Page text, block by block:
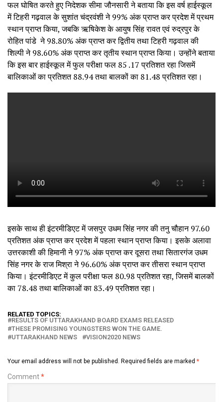
फल घोषित करते हुए निदेशक सीमा जौनसारी ने बताया कि इस वर्ष हाईस्कूल
में टिहरी गढ़वाल के सुशांत चंद्रवंशी ने 99% अंक प्राप्त कर प्रदेश में प्रथम
स्थान प्राप्त किया, जबकि ऋषिकेश के आयुष सिंह रावत एवं रुद्रपुर के
रोहित पांडे ने 98.80% अंक प्राप्त कर द्वितीय तथा टिहरी गढ़वाल की
शिल्पी ने 98.60% अंक प्राप्त कर तृतीय स्थान प्राप्त किया। उन्होंने बताया
कि इस बार हाईस्कूल में फुल परीक्षा फल 85 ‌‌.17 प्रतिशत रहा जिसमें
बालिकाओं का प्रतिशत 88.94 तथा बालकों का 81.48 प्रतिशत रहा।
इसके साथ ही इंटरमीडिएट में जसपुर उधम सिंह नगर की तनु चौहान 97.60
प्रतिशत अंक प्राप्त कर प्रदेश में पहला स्थान प्राप्त किया। इसके अलावा
उत्तरकाशी की हिमानी ने 97% अंक प्राप्त कर दूसरा तथा सितारगंज उधम
सिंह नगर के राज मिश्रा ने 96.60% अंक प्राप्त कर तीसरा स्थान प्राप्त
किया। इंटरमीडिएट में कुल परीक्षा फल 80.98 प्रतिशत रहा, जिसमें बालकों
का 78.48 तथा बालिकाओं का 83.49 प्रतिशत रहा।
RELATED TOPICS:
RESULTS OF UTTARAKHAND BOARD EXAMS RELEASED
THESE PROMISING YOUNGSTERS WON THE GAME.
UTTARAKHAND NEWS
VISION2020 NEWS
Your email address will not be published. Required fields are marked *
Comment*